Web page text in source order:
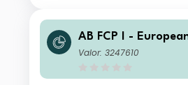
AB FCP I -
o S1 USD Acc
Valor: 3247610